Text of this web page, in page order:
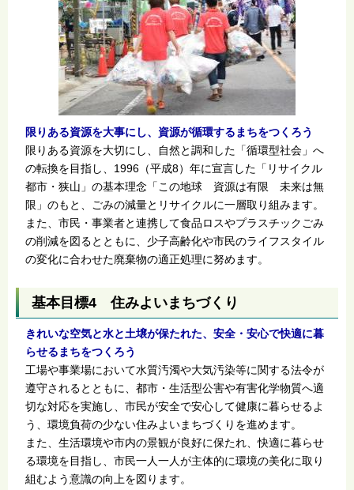
限りある資源を大事にし、資源が循環するまちをつくろう
限りある資源を大切にし、自然と調和した「循環型社会」へ
の転換を目指し、1996（平成8）年に宣言した「リサイクル
都市・狭山」の基本理念「この地球 資源は有限 未来は無
限」のもと、ごみの減量とリサイクルに一層取り組みます。
また、市民・事業者と連携して食品ロスやプラスチックごみ
の削減を図るとともに、少子高齢化や市民のライフスタイル
の変化に合わせた廃棄物の適正処理に努めます。
基本目標4 住みよいまちづくり
きれいな空気と水と土壌が保たれた、安全・安心で快適に暮
らせるまちをつくろう
工場や事業場において水質汚濁や大気汚染等に関する法令が
遵守されるとともに、都市・生活型公害や有害化学物質へ適
切な対応を実施し、市民が安全で安心して健康に暮らせるよ
う、環境負荷の少ない住みよいまちづくりを進めます。
また、生活環境や市内の景観が良好に保たれ、快適に暮らせ
る環境を目指し、市民一人一人が主体的に環境の美化に取り
組むよう意識の向上を図ります。